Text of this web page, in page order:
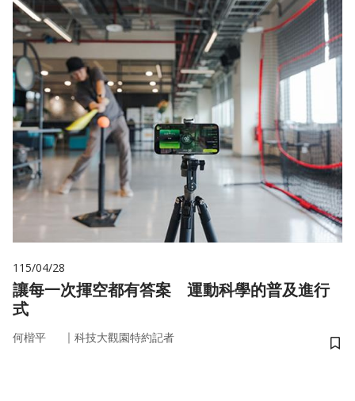
115/04/28
讓每一次揮空都有答案 運動科學的普及進行
式
何楷平 ｜ 科技大觀園特約記者
儲